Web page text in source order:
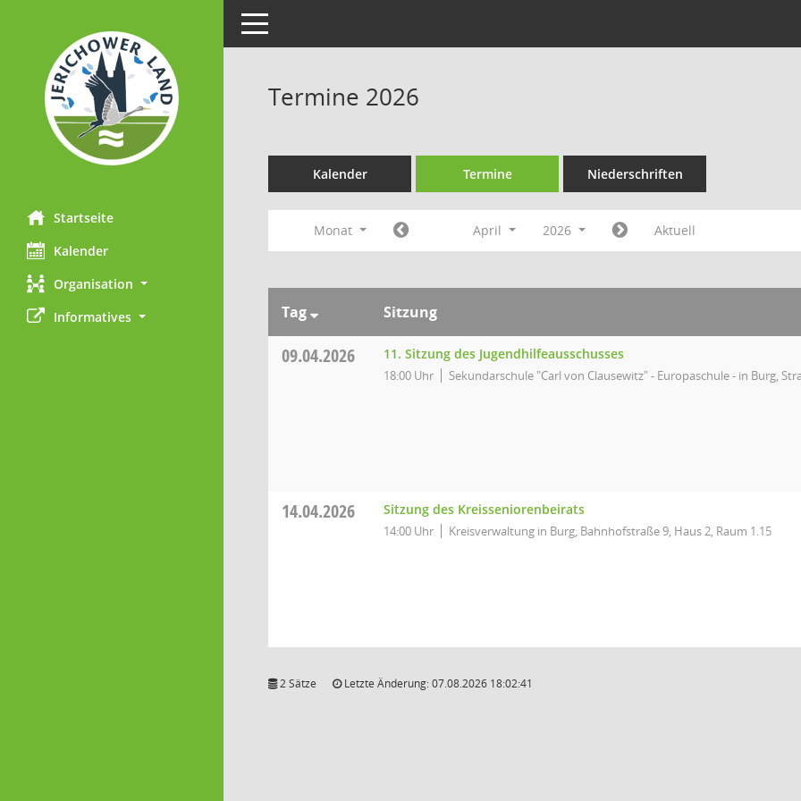
Startseite
Kalender
Organisation
Informatives
Toggle navigation
Termine 2026
Kalender Termine Niederschriften
Monat April 2026 Aktuell
Tag Sitzung
09.04.2026 11. Sitzung des Jugendhilfeausschusses
18:00 Uhr Sekundarschule "Carl von Clausewitz" - Europaschule - in Burg,
14.04.2026 Sitzung des Kreisseniorenbeirats
14:00 Uhr Kreisverwaltung in Burg, Bahnhofstraße 9, Haus 2, Raum 1.15
2 Sätze Letzte Änderung: 07.08.2026 18:02:41